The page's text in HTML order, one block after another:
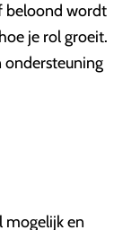
beloond wordt
je rol groeit.
mogelijk en